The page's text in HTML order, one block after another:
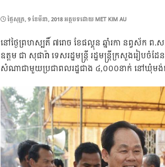
POSTED
ថ្ងៃ​សុក្រ, 9 ខែ​មីនា, 2018អត្ថបទដោយ MET KIM AU
នៅថ្ងៃព្រហស្បតិ៍ ៧រោច ខែផល្គុន ឆ្នាំរកា នព្វស័ក ព
ឧត្តម ជា សុផារ៉ា ទេសរដ្ឋមន្រ្តី រដ្ឋមន្រ្តីក្រសួង
សំណាជាមួយប្រជាពលរដ្ឋជាង ៤,០០០នាក់ នៅឃុំមង់រ